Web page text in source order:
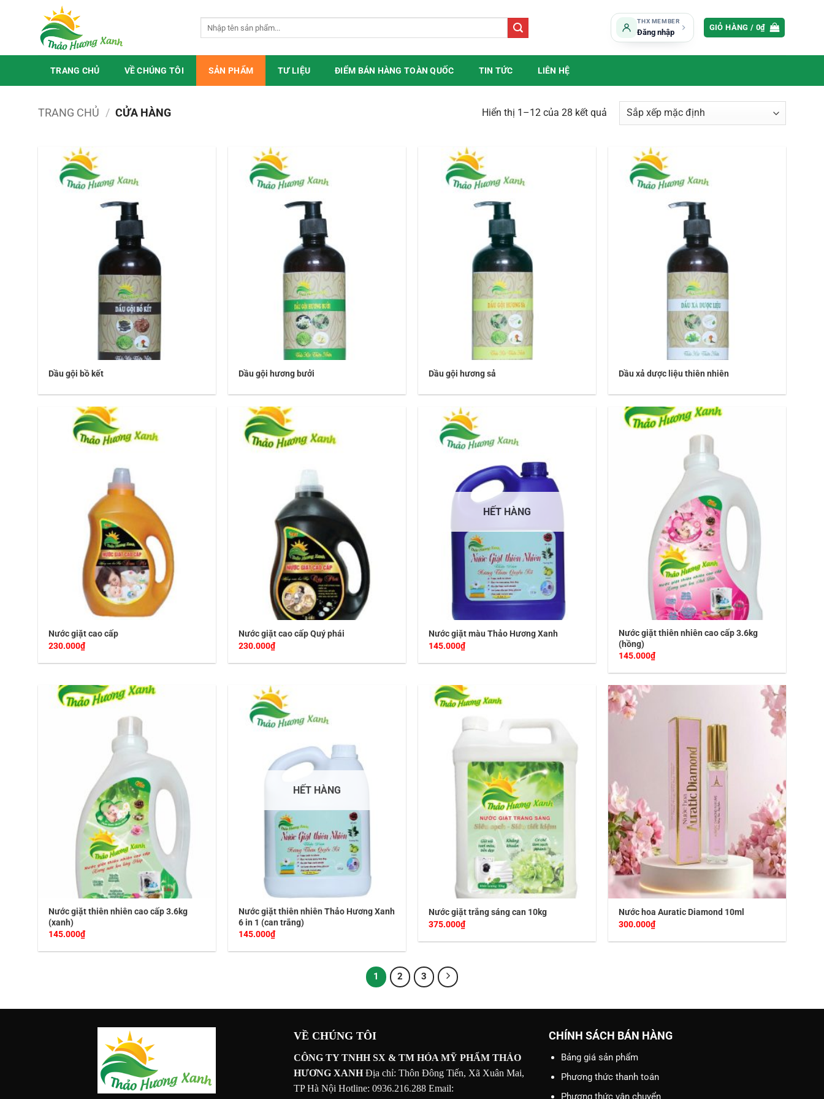
dung
THX MEMBER
Đăng nhập
GIỎ HÀNG / 0₫
TRANG CHỦ VỀ CHÚNG TÔI SẢN PHẨM TƯ LIỆU ĐIỂM BÁN HÀNG TOÀN QUỐC TIN TỨC LIÊN HỆ
TRANG CHỦ / CỬA HÀNG Hiển thị 1–12 của 28 kết quả
Dầu gội bồ kết Dầu gội hương bưởi Dầu gội hương sả Dầu xả dược liệu thiên nhiên
Nước giặt cao cấp
230.000₫
Nước giặt cao cấp Quý phái
230.000₫
HẾT HÀNG
Nước giặt màu Thảo Hương Xanh
145.000₫
Nước giặt thiên nhiên cao cấp 3.6kg
(hồng)
145.000₫
Nước giặt thiên nhiên cao cấp 3.6kg
(xanh)
145.000₫
HẾT HÀNG
Nước giặt thiên nhiên Thảo Hương Xanh
6 in 1 (can trắng)
145.000₫
Nước giặt trắng sáng can 10kg
375.000₫
Nước hoa Auratic Diamond 10ml
300.000₫
1 2 3
VỀ CHÚNG TÔI
CÔNG TY TNHH SX & TM HÓA MỸ PHẨM THẢO
HƯƠNG XANHĐịa chỉ: Thôn Đông Tiến, Xã Xuân Mai,
TP Hà Nội Hotline: 0936.216.288Email:
CHÍNH SÁCH BÁN HÀNG
Bảng giá sản phẩm
Phương thức thanh toán
Phương thức vận chuyển